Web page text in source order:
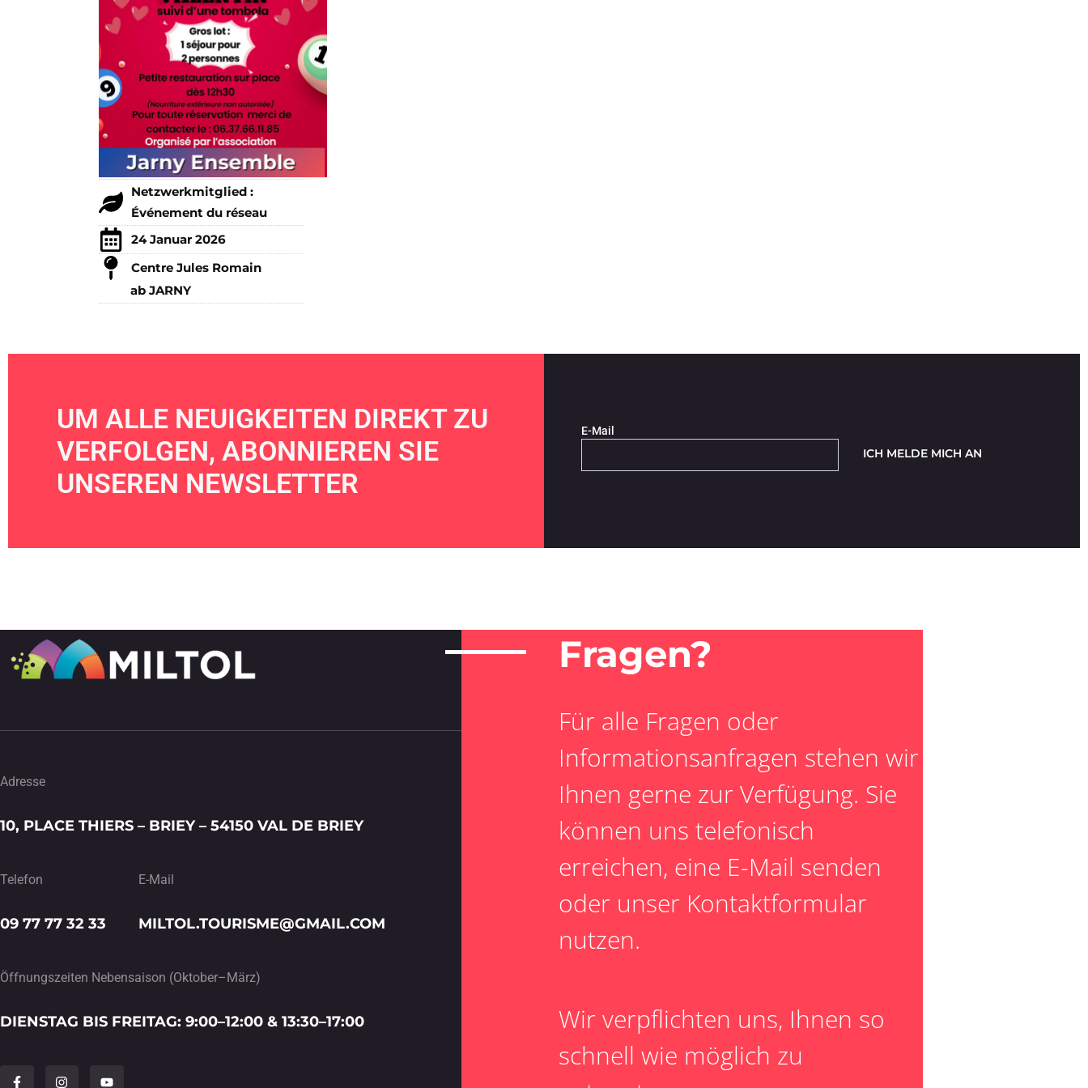
Netzwerkmitglied :
Événement du réseau
24 Januar 2026
Centre Jules Romain
ab JARNY
UM ALLE NEUIGKEITEN DIREKT ZU
VERFOLGEN, ABONNIEREN SIE
UNSEREN NEWSLETTER
E-Mail
ICH MELDE MICH AN
Adresse
10, PLACE THIERS – BRIEY – 54150 VAL DE BRIEY
Telefon
09 77 77 32 33
E-Mail
MILTOL.TOURISME@GMAIL.COM
Öffnungszeiten Nebensaison (Oktober–März)
DIENSTAG BIS FREITAG: 9:00–12:00 & 13:30–17:00
a
n
o
Fragen?
Für alle Fragen oder
Informationsanfragen stehen wir
Ihnen gerne zur Verfügung. Sie
können uns telefonisch
erreichen, eine E-Mail senden
oder unser Kontaktformular
nutzen.
Wir verpflichten uns, Ihnen so
schnell wie möglich zu